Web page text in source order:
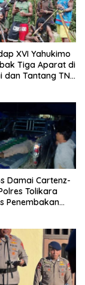
XVI Yahukimo
Tiga Aparat di
dan Tantang TNI-
Damai Cartenz-
Tolikara
Penembakan